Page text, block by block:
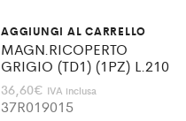
AGGIUNGI AL CARRELLO
MAGN.RICOPERTO
GRIGIO (TD1) (1PZ) L.210
36,60€ IVA inclusa
37R019015